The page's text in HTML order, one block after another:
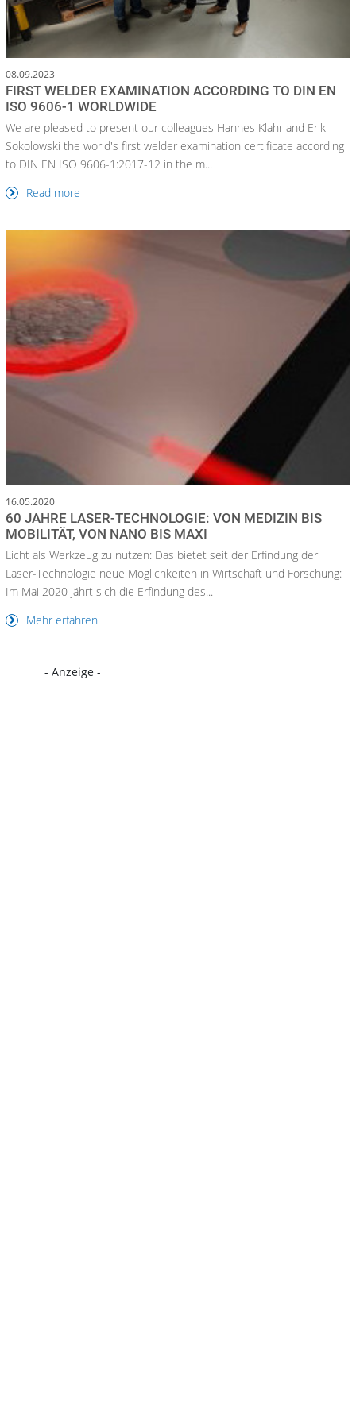
08.09.2023
FIRST WELDER EXAMINATION ACCORDING TO DIN EN
ISO 9606-1 WORLDWIDE
We are pleased to present our colleagues Hannes Klahr and Erik
Sokolowski the world's first welder examination certificate according
to DIN EN ISO 9606-1:2017-12 in the m...
Read more
16.05.2020
60 JAHRE LASER-TECHNOLOGIE: VON MEDIZIN BIS
MOBILITÄT, VON NANO BIS MAXI
Licht als Werkzeug zu nutzen: Das bietet seit der Erfindung der
Laser-Technologie neue Möglichkeiten in Wirtschaft und Forschung:
Im Mai 2020 jährt sich die Erfindung des...
Mehr erfahren
- Anzeige -